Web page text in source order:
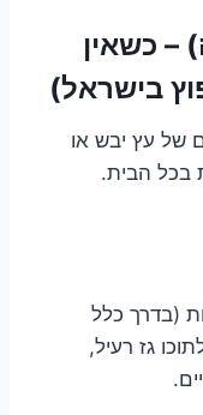
– כשאין
בישראל)
של עץ יבש או
בכל הבית.
(בדרך כלל
גז רעיל,